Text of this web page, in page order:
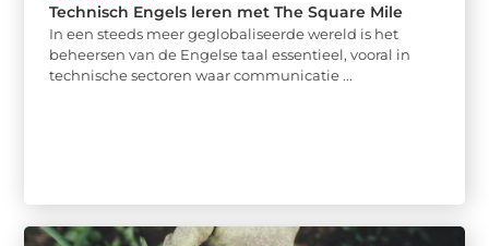
Technisch Engels leren met The Square Mile
In een steeds meer geglobaliseerde wereld is het
beheersen van de Engelse taal essentieel, vooral in
technische sectoren waar communicatie ...